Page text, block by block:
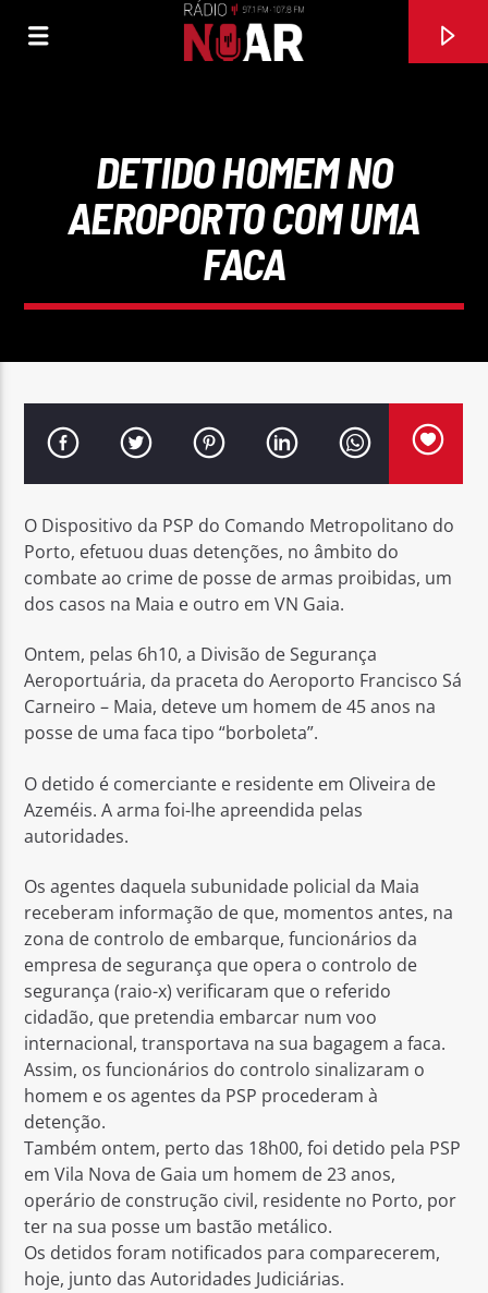
MULHER MANDONA
Rádio No ar
DETIDO HOMEM NO
AEROPORTO COM UMA
FACA
O Dispositivo da PSP do Comando Metropolitano do
Porto, efetuou duas detenções, no âmbito do
combate ao crime de posse de armas proibidas, um
dos casos na Maia e outro em VN Gaia.
Ontem, pelas 6h10, a Divisão de Segurança
Aeroportuária, da praceta do Aeroporto Francisco Sá
Carneiro – Maia, deteve um homem de 45 anos na
posse de uma faca tipo “borboleta”.
O detido é comerciante e residente em Oliveira de
Azeméis. A arma foi-lhe apreendida pelas
autoridades.
Os agentes daquela subunidade policial da Maia
receberam informação de que, momentos antes, na
zona de controlo de embarque, funcionários da
empresa de segurança que opera o controlo de
segurança (raio-x) verificaram que o referido
cidadão, que pretendia embarcar num voo
internacional, transportava na sua bagagem a faca.
Assim, os funcionários do controlo sinalizaram o
homem e os agentes da PSP procederam à
detenção.
Também ontem, perto das 18h00, foi detido pela PSP
em Vila Nova de Gaia um homem de 23 anos,
operário de construção civil, residente no Porto, por
ter na sua posse um bastão metálico.
Os detidos foram notificados para comparecerem,
hoje, junto das Autoridades Judiciárias.